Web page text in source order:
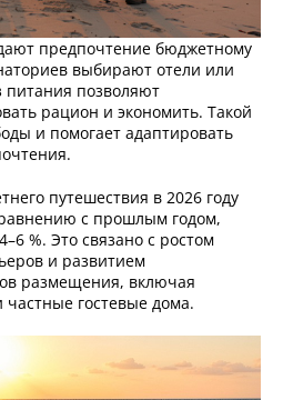
предпочтение бюджетному
выбирают отели или
питания позволяют
рацион и экономить. Такой
и помогает адаптировать
путешествия в 2026 году
с прошлым годом,
%. Это связано с ростом
и развитием
размещения, включая
частные гостевые дома.